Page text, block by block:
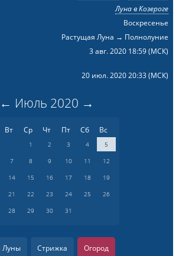
Луна в Козероге
Воскресенье
Растущая Луна → Полнолуние
3 авг. 2020 18:59(МСК)
20 июл. 2020 20:33(МСК)
← Июль 2020 →
Вт Ср Чт Пт Сб Вс
1 2 3 4
5
7 8 9 10 11
12
14 15 16 17 18
19
21 22 23 24 25
26
28 29 30 31
Луны Стрижка Огород